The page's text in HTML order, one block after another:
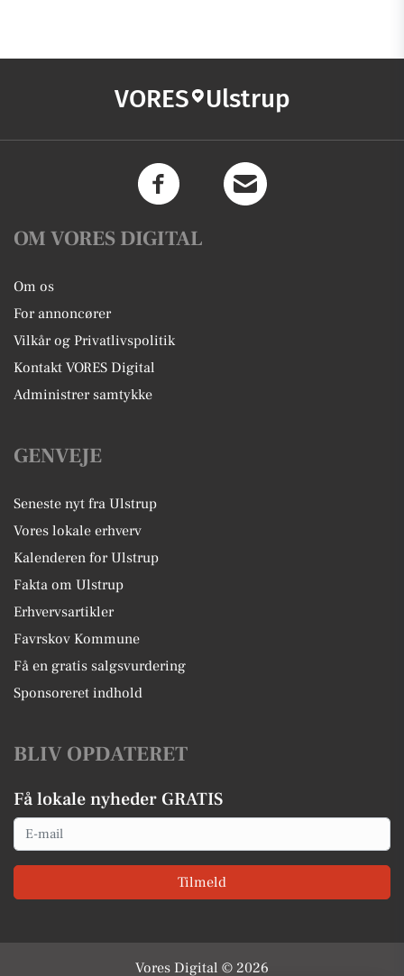
VORES Ulstrup
OM VORES DIGITAL
Om os
For annoncører
Vilkår og Privatlivspolitik
Kontakt VORES Digital
Administrer samtykke
GENVEJE
Seneste nyt fra Ulstrup
Vores lokale erhverv
Kalenderen for Ulstrup
Fakta om Ulstrup
Erhvervsartikler
Favrskov Kommune
Få en gratis salgsvurdering
Sponsoreret indhold
BLIV OPDATERET
Få lokale nyheder GRATIS
Email
Tilmeld
Vores Digital © 2026